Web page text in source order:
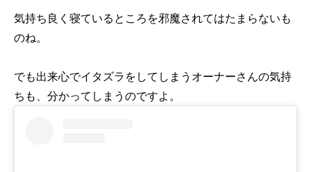
気持ち良く寝ているところを邪魔されてはたまらないも
のね。
でも出来心でイタズラをしてしまうオーナーさんの気持
ちも、分かってしまうのですよ。